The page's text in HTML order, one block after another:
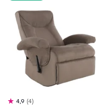
4,9 4